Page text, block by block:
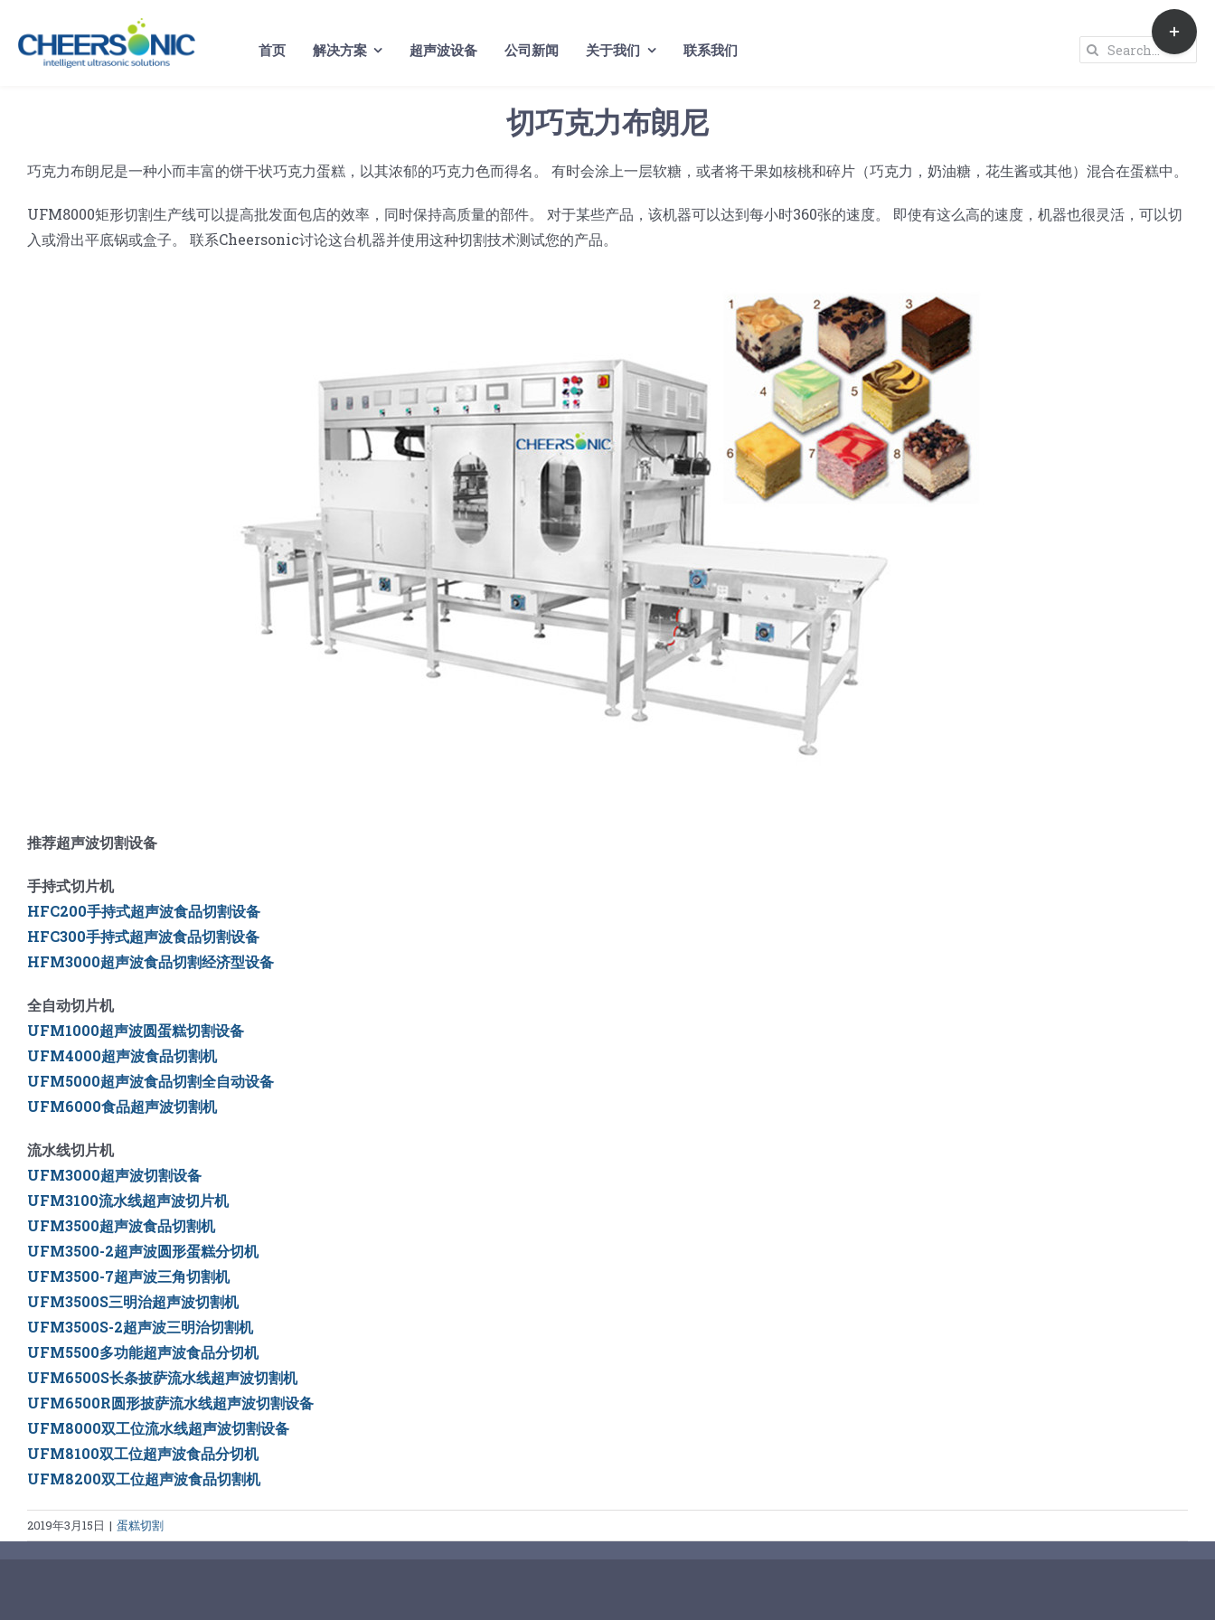
content
首页 解决方案 超声波设备 公司新闻 关于我们 联系我们
Search
切巧克力布朗尼
巧克力布朗尼是一种小而丰富的饼干状巧克力蛋糕，以其浓郁的巧克力色而得名。 有时会涂上一层软糖，或者将干果如核桃和碎片（巧克力，奶油糖，花生酱或其他）混合在蛋糕中。
UFM8000矩形切割生产线可以提高批发面包店的效率，同时保持高质量的部件。 对于某些产品，该机器可以达到每小时360张的速度。 即使有这么高的速度，机器也很灵活，可以切
入或滑出平底锅或盒子。 联系Cheersonic讨论这台机器并使用这种切割技术测试您的产品。
推荐超声波切割设备
手持式切片机
HFC200手持式超声波食品切割设备
HFC300手持式超声波食品切割设备
HFM3000超声波食品切割经济型设备
全自动切片机
UFM1000超声波圆蛋糕切割设备
UFM4000超声波食品切割机
UFM5000超声波食品切割全自动设备
UFM6000食品超声波切割机
流水线切片机
UFM3000超声波切割设备
UFM3100流水线超声波切片机
UFM3500超声波食品切割机
UFM3500-2超声波圆形蛋糕分切机
UFM3500-7超声波三角切割机
UFM3500S三明治超声波切割机
UFM3500S-2超声波三明治切割机
UFM5500多功能超声波食品分切机
UFM6500S长条披萨流水线超声波切割机
UFM6500R圆形披萨流水线超声波切割设备
UFM8000双工位流水线超声波切割设备
UFM8100双工位超声波食品分切机
UFM8200双工位超声波食品切割机
2019年3月15日 | 蛋糕切割
Toggle
Sliding